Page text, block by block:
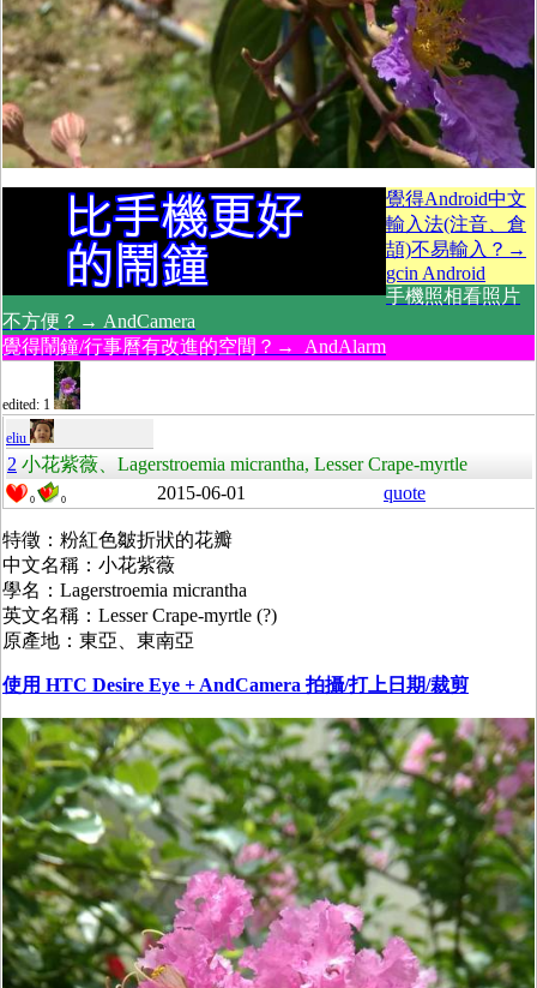
覺得Android中文
輸入法(注音、倉
頡)不易輸入？→
gcin Android
手機照相看照片
不方便？→ AndCamera
覺得鬧鐘/行事曆有改進的空間？→ AndAlarm
edited: 1
eliu
2 小花紫薇、Lagerstroemia micrantha, Lesser Crape-myrtle
0 0 2015-06-01 quote
特徵：粉紅色皺折狀的花瓣
中文名稱：小花紫薇
學名：Lagerstroemia micrantha
英文名稱：Lesser Crape-myrtle (?)
原產地：東亞、東南亞
使用 HTC Desire Eye + AndCamera 拍攝/打上日期/裁剪